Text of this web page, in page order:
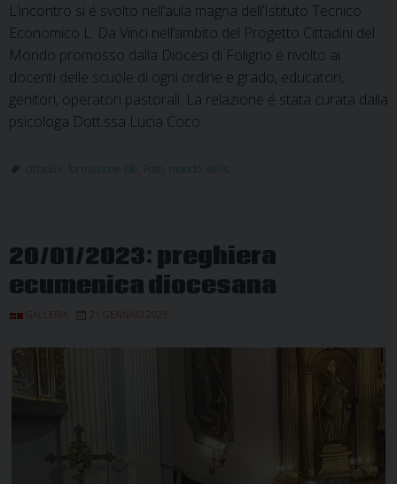
L’incontro si é svolto nell’aula magna dell’Istituto Tecnico
Economico L. Da Vinci nell’ambito del Progetto Cittadini del
Mondo promosso dalla Diocesi di Foligno e rivolto ai
docenti delle scuole di ogni ordine e grado, educatori,
genitori, operatori pastorali. La relazione é stata curata dalla
psicologa Dott.ssa Lucia Coco.
cittadini formazione life Foto mondo skills
20/01/2023: preghiera
ecumenica diocesana
GALLERIA 21 GENNAIO 2023